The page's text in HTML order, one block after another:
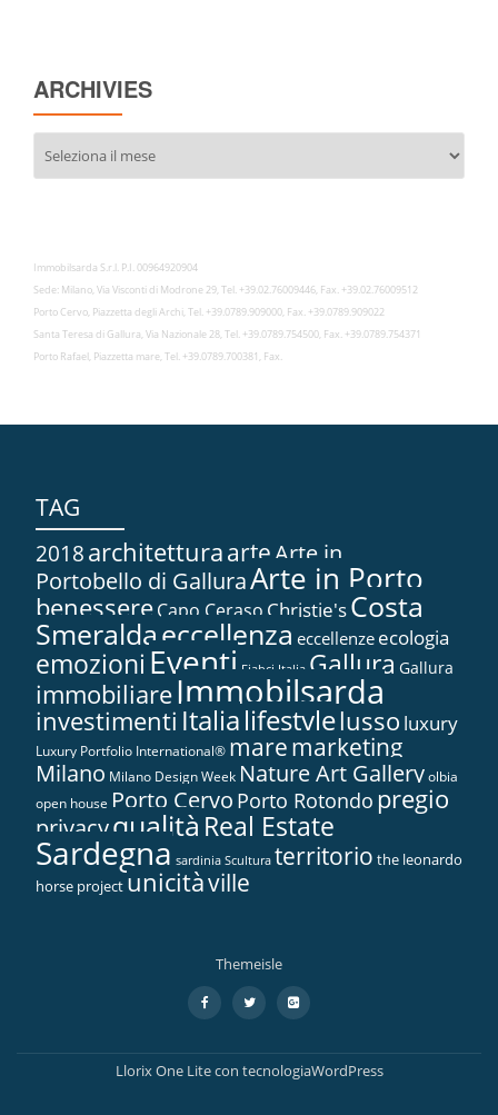
ARCHIVIES
Immobilsarda S.r.l. P.I. 00964920904
Sede: Milano, Via Visconti di Modrone 29, Tel. +39.02.76009446, Fax. +39.02.76009512
Porto Cervo, Piazzetta degli Archi, Tel. +39.0789.909000, Fax. +39.0789.909022
Santa Teresa di Gallura, Via Nazionale 28, Tel. +39.0789.754500, Fax. +39.0789.754371
Porto Rafael, Piazzetta mare, Tel. +39.0789.700381, Fax.
TAG
2018architetturaarteArte in...
Portobello di GalluraArte in Porto
benessereCapo Ceraso Christie'sCosta
Smeraldaeccellenza eccellenze ecologia
emozioni Eventi Fiabci Italia Gallura Gallura
immobiliareImmobilsarda
investimenti Italialifestylelusso luxury
Luxury Portfolio International® maremarketing
Milano Milano Design Week Nature Art Galleryolbia
open house Porto Cervo Porto Rotondo pregio
privacyqualità Real Estate
Sardegna sardinia Scultura territorio the leonardo
horse project unicitàville
Themeisle
secondario
fa-
facebook
fa-
twitter
fa-
google-
square
Llorix One Litecon tecnologiaWordPress